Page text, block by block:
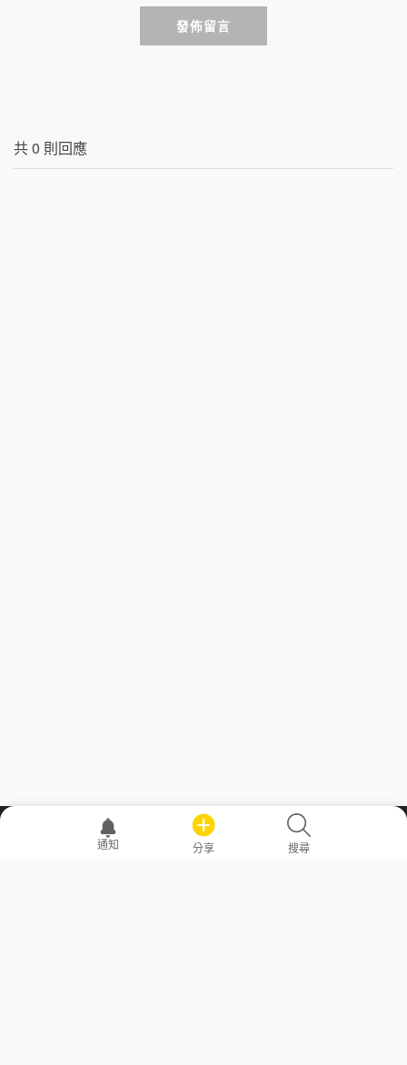
發佈留言
共0 則回應
職場透明化運動
通知 分享 搜尋